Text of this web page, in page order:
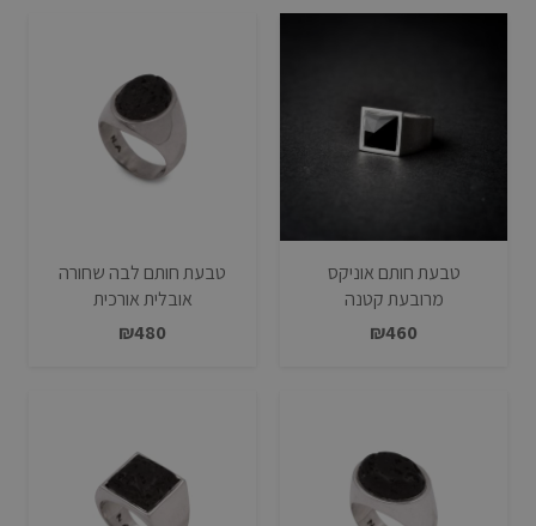
טבעת חותם אוניקס
מרובעת קטנה
₪460
טבעת חותם לבה שחורה
אובלית אורכית
₪480